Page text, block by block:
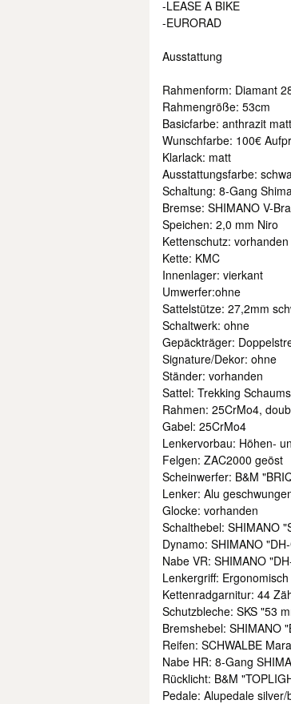
-LEASE A BIKE
-EURORAD
Ausstattung
Rahmenform: Diamant
Rahmengröße: 53cm
Basicfarbe: anthrazit matt
Wunschfarbe: 100€
Klarlack: matt
Ausstattungsfarbe:
Schaltung: 8-Gang
Bremse: SHIMANO V-
Speichen: 2,0 mm Niro
Kettenschutz:
Kette: KMC
Innenlager: vierkant
Umwerfer:ohne
Sattelstütze: 27,2mm
Schaltwerk: ohne
Gepäckträger:
Signature/Dekor: ohne
Ständer: vorhanden
Sattel: Trekking
Rahmen: 25CrMo4,
Gabel: 25CrMo4
Lenkervorbau: Höhen-
Felgen: ZAC2000 geöst
Scheinwerfer: B&M
Lenker: Alu
Glocke: vorhanden
Schalthebel: SHIMANO
Dynamo: SHIMANO
Nabe VR: SHIMANO
Lenkergriff: Ergonomisch
Kettenradgarnitur: 44
Schutzbleche: SKS "53
Bremshebel: SHIMANO
Reifen: SCHWALBE
Nabe HR: 8-Gang
Rücklicht: B&M
Pedale: Alupedale silver/